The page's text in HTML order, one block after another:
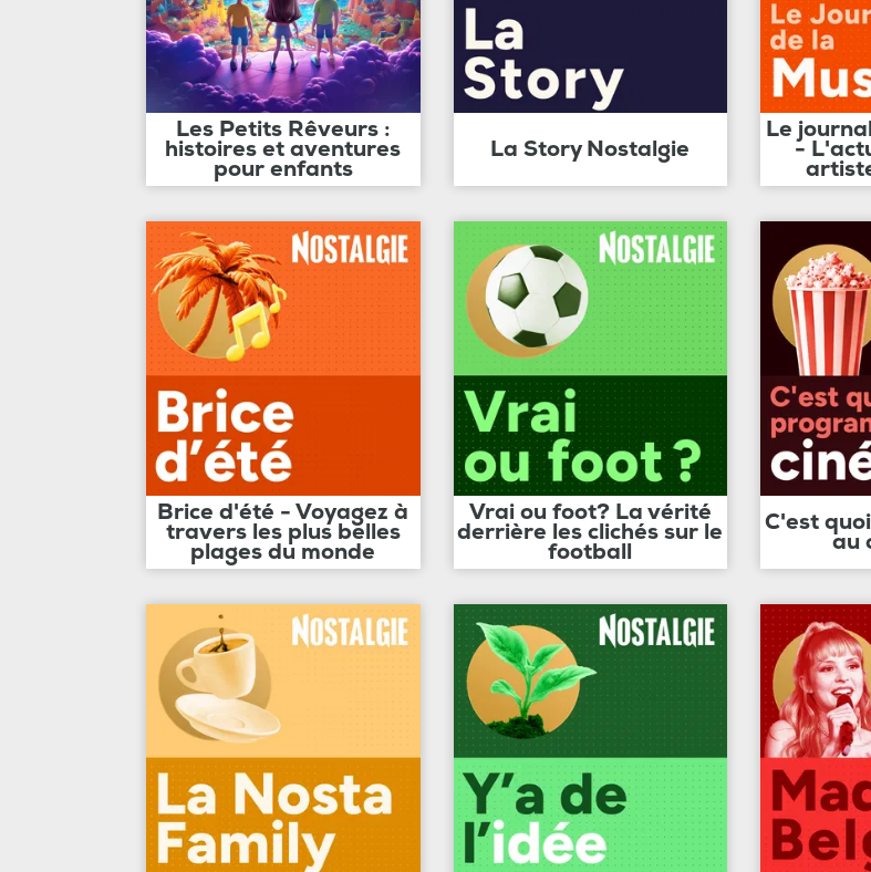
Les Petits Rêveurs :
histoires et aventures
pour enfants
La Story Nostalgie
Le
-
Brice d'été - Voyagez à
travers les plus belles
plages du monde
Vrai ou foot? La vérité
derrière les clichés sur le
football
C'est
au